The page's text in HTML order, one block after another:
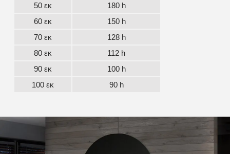
50 εκ
180 h
60 εκ
150 h
70 εκ
128 h
80 εκ
112 h
90 εκ
100 h
100 εκ
90 h